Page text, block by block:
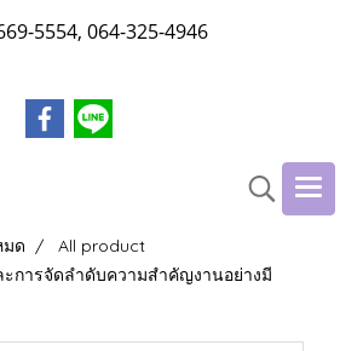
5554, 064-325-4946
ด
All product
ะการจัดลำดับความสำคัญงานอย่างมี